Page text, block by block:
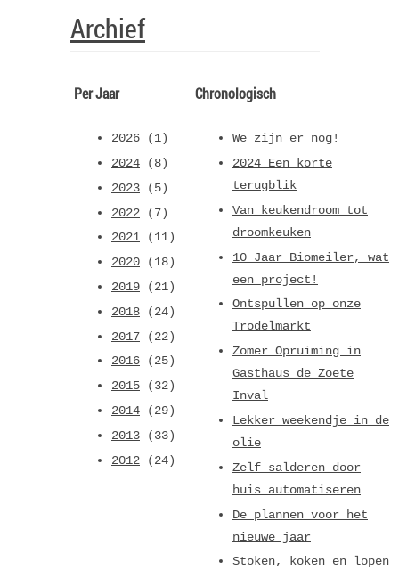
Archief
Per Jaar
2026 (1)
2024 (8)
2023 (5)
2022 (7)
2021 (11)
2020 (18)
2019 (21)
2018 (24)
2017 (22)
2016 (25)
2015 (32)
2014 (29)
2013 (33)
2012 (24)
Chronologisch
We zijn er nog!
2024 Een korte
terugblik
Van keukendroom tot
droomkeuken
10 Jaar Biomeiler, wat
een project!
Ontspullen op onze
Trödelmarkt
Zomer Opruiming in
Gasthaus de Zoete
Inval
Lekker weekendje in de
olie
Zelf salderen door
huis automatiseren
De plannen voor het
nieuwe jaar
Stoken, koken en lopen